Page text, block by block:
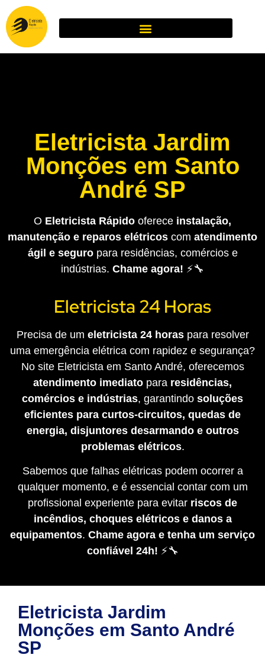
Eletricista Jardim
Monções em Santo
André SP
O Eletricista Rápido oferece instalação,
manutenção e reparos elétricos com atendimento
ágil e seguropara residências, comércios e
indústrias. Chame agora! ⚡🔧
Eletricista 24 Horas
Precisa de um eletricista 24 horaspara resolver
uma emergência elétrica com rapidez e segurança?
No site Eletricista em Santo André, oferecemos
atendimento imediato para residências,
comércios e indústrias, garantindo soluções
eficientes para curtos-circuitos, quedas de
energia, disjuntores desarmando e outros
problemas elétricos.
Sabemos que falhas elétricas podem ocorrer a
qualquer momento, e é essencial contar com um
profissional experiente para evitar riscos de
incêndios, choques elétricos e danos a
equipamentos. Chame agora e tenha um serviço
confiável 24h! ⚡🔧
Eletricista Jardim
Monções em Santo André
SP